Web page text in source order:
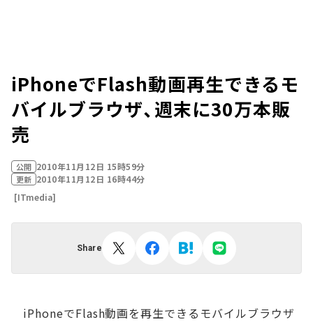
iPhoneでFlash動画再生できるモ
バイルブラウザ、週末に30万本販
売
公開 2010年11月12日 15時59分
更新 2010年11月12日 16時44分
[ITmedia]
Share
iPhoneでFlash動画を再生できるモバイルブラウザ